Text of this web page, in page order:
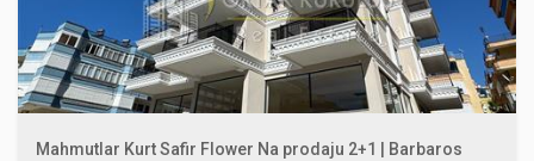
Mahmutlar Kurt Safir Flower Na prodaju 2+1 | Barbaros